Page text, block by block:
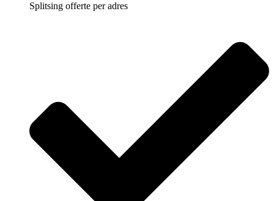
Splitsing offerte per adres